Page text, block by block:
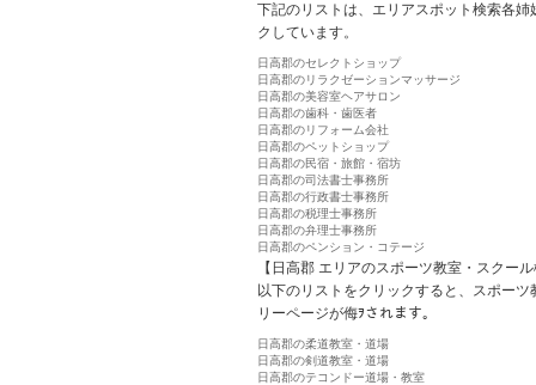
下記のリストは、エリアスポット検索各
クしています。
日高郡のセレクトショップ
日高郡のリラクゼーションマッサージ
日高郡の美容室ヘアサロン
日高郡の歯科・歯医者
日高郡のリフォーム会社
日高郡のペットショップ
日高郡の民宿・旅館・宿坊
日高郡の司法書士事務所
日高郡の行政書士事務所
日高郡の税理士事務所
日高郡の弁理士事務所
日高郡のペンション・コテージ
【日高郡 エリアのスポーツ教室・スクー
以下のリストをクリックすると、スポー
リーページが侮ｦされます。
日高郡の柔道教室・道場
日高郡の剣道教室・道場
日高郡のテコンドー道場・教室